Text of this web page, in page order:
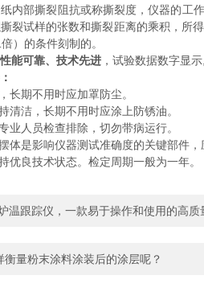
内部撕裂阻抗或称撕裂度，仪器的工
裂试样的张数和撕裂距离的乘积，所
）的条件刻制的。
能可靠、技术先进 ，试验数据数字显
期不用时应加罩防尘。
洁，长期不用时应涂上防锈油。
人员检查排除，切勿带病运行。
是影响仪器测试准确度的关键部件，
良技术状态。检定周期一般为一年。
温跟踪仪，一款易于操作和使用的高质
衡量粉末涂料涂装后的涂层呢？